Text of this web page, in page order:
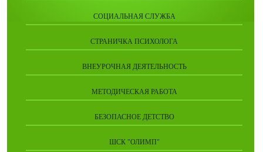
СОЦИАЛЬНАЯ СЛУЖБА
СТРАНИЧКА ПСИХОЛОГА
ВНЕУРОЧНАЯ ДЕЯТЕЛЬНОСТЬ
МЕТОДИЧЕСКАЯ РАБОТА
БЕЗОПАСНОЕ ДЕТСТВО
ШСК "ОЛИМП"